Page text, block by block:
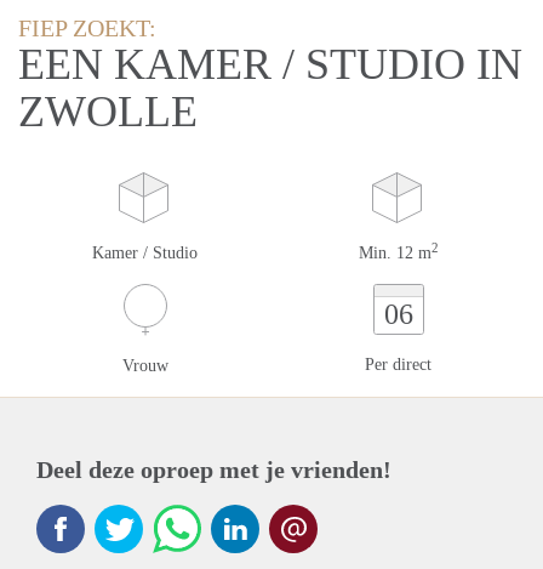
FIEP ZOEKT:
EEN KAMER / STUDIO IN
ZWOLLE
Kamer / Studio Min. 12 m2
Vrouw
06
Per direct
Deel deze oproep met je vrienden!